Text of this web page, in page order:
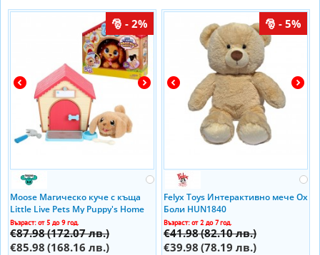
- 2%
Moose Магическо куче с къща
Little Live Pets My Puppy's Home
26477
Възраст: от 5 до 9 год.
€87.98(172.07 лв.)
€85.98 (168.16 лв.)
- 5%
Felyx Toys Интерактивно мече Ох
Боли HUN1840
Възраст: от 2 до 7 год.
€41.98(82.10 лв.)
€39.98 (78.19 лв.)